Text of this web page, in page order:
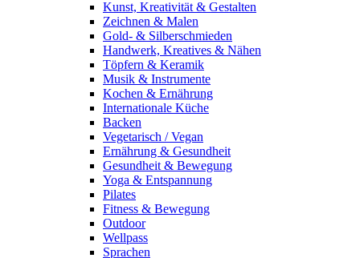
Kunst, Kreativität & Gestalten
Zeichnen & Malen
Gold- & Silberschmieden
Handwerk, Kreatives & Nähen
Töpfern & Keramik
Musik & Instrumente
Kochen & Ernährung
Internationale Küche
Backen
Vegetarisch / Vegan
Ernährung & Gesundheit
Gesundheit & Bewegung
Yoga & Entspannung
Pilates
Fitness & Bewegung
Outdoor
Wellpass
Sprachen